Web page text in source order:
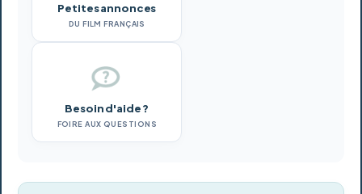
Petites annonces
DU FILM FRANÇAIS
Besoin d'aide ?
FOIRE AUX QUESTIONS